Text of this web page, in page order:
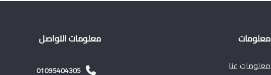
معلومات
معلومات عنا
معلومات التواصل
01095404305